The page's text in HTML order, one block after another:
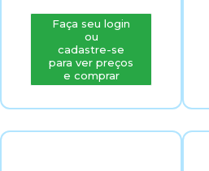
Faça seu login
ou
cadastre-se
para ver preços
e comprar